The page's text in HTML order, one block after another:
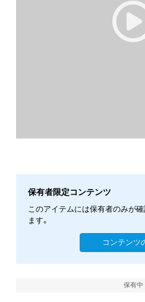
保有者限定コンテンツ
このアイテムには保有者のみが
ます。
コンテンツ
保有中